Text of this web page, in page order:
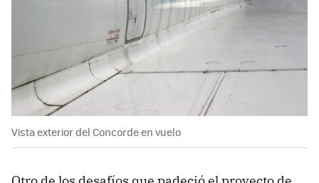
Vista exterior del Concorde en vuelo